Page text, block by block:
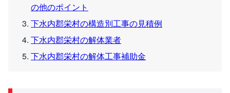
の他のポイント
下水内郡栄村の構造別工事の見積例
下水内郡栄村の解体業者
下水内郡栄村の解体工事補助金